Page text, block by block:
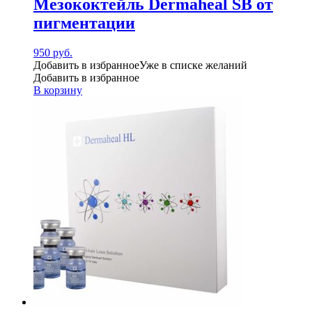
Мезококтейль Dermaheal SB от
пигментации
950 руб.
Добавить в избранноеУже в списке желаний
Добавить в избранное
В корзину